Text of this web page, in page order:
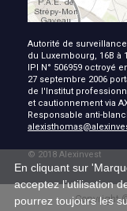
Autorité de
du Luxembourg, 16B à
IPI N° 506959 octroyé
27 septembre 2006
de l'Institut
et cautionnement via
Responsable anti-
© 2018 Alexinvest
Copyright
En cliquant sur
acceptez l’utilisation
pourrez toujours les